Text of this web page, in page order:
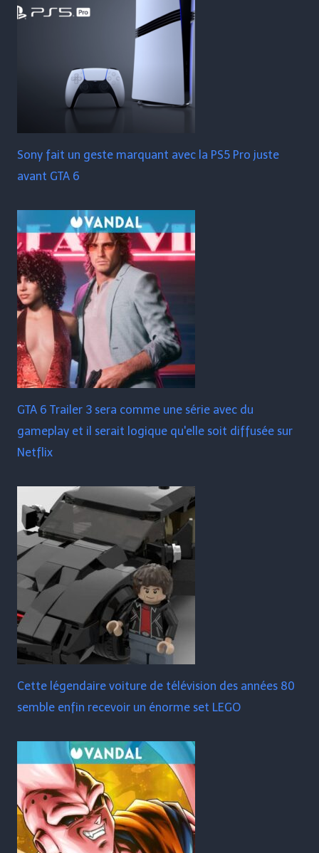
Sony fait un geste marquant avec la PS5 Pro juste
avant GTA 6
GTA 6 Trailer 3 sera comme une série avec du
gameplay et il serait logique qu'elle soit diffusée sur
Netflix
Cette légendaire voiture de télévision des années 80
semble enfin recevoir un énorme set LEGO